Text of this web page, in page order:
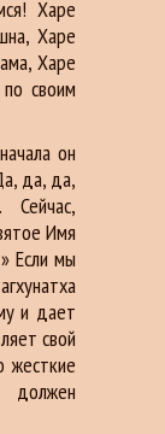
Харе
Харе
Харе
своим
он
да, да,
Сейчас,
Имя
Если мы
и дает
свой
жесткие
должен